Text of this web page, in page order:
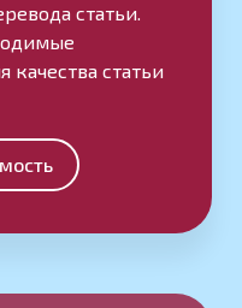
статьи.
качества статьи